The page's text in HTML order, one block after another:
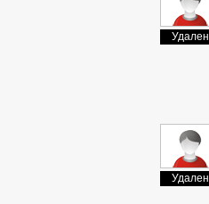
Удален
Удален